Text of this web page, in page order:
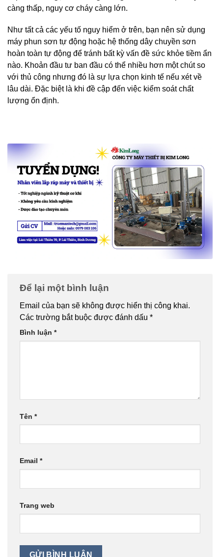
càng thấp, nguy cơ cháy càng lớn.
Như tất cả các yếu tố nguy hiểm ở trên, bạn nên sử dụng
máy phun sơn tự động hoặc hệ thống dây chuyền sơn
hoàn toàn tự động để tránh bất kỳ vấn đề sức khỏe tiềm ẩn
nào. Khoản đầu tư ban đầu có thể nhiều hơn một chút so
với thủ công nhưng đó là sự lựa chọn kinh tế nếu xét về
lâu dài. Đặc biệt là khi đề cập đến việc kiểm soát chất
lượng ổn định.
Để lại một bình luận
Email của bạn sẽ không được hiển thị công khai.
Các trường bắt buộc được đánh dấu *
Bình luận *
Tên *
Email *
Trang web